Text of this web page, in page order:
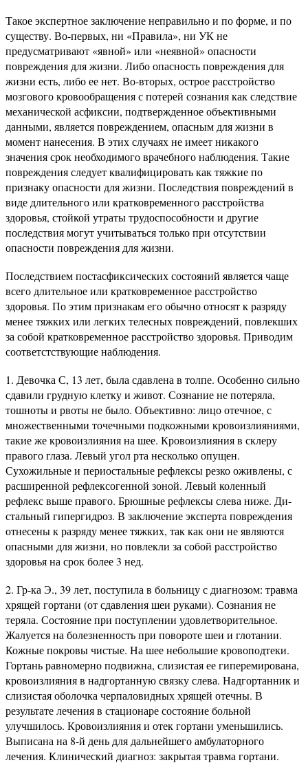
Такое экспертное заключение неправильно и по форме, и по
существу. Во-первых, ни «Правила», ни УК не
предусматривают «явной» или «неявной» опасности
повреждения для жизни. Либо опасность повреждения для
жизни есть, либо ее нет. Во-вторых, острое расстройство
мозгового кровообращения с потерей сознания как следствие
механической асфиксии, подтвержденное объективными
данными, является повреждением, опасным для жизни в
момент нанесения. В этих случаях не имеет никакого
значения срок необходимого врачебного наблюдения. Такие
повреждения следует квалифицировать как тяжкие по
признаку опасности для жизни. Последствия повреждений в
виде длительного или кратковременного расстройства
здоровья, стойкой утраты трудоспособности и другие
последствия могут учитываться только при отсутствии
опасности повреждения для жизни.
Последствием постасфиксических состояний является чаще
всего длительное или кратковременное расстройство
здоровья. По этим признакам его обычно относят к разряду
менее тяжких или легких телесных повреждений, повлекших
за собой кратковременное расстройство здоровья. Приводим
соответстствующие наблюдения.
1. Девочка С, 13 лет, была сдавлена в толпе. Особенно сильно
сдавили грудную клетку и живот. Сознание не потеряла,
тошноты и рвоты не было. Объективно: лицо отечное, с
множественными точечными подкожными кровоизлияниями,
такие же кровоизлияния на шее. Кровоизлияния в склеру
правого глаза. Левый угол рта несколько опущен.
Сухожильные и периостальные рефлексы резко оживлены, с
расширенной рефлексогенной зоной. Левый коленный
рефлекс выше правого. Брюшные рефлексы слева ниже. Ди-
стальный гипергидроз. В заключение эксперта повреждения
отнесены к разряду менее тяжких, так как они не являются
опасными для жизни, но повлекли за собой расстройство
здоровья на срок более 3 нед.
2. Гр-ка Э., 39 лет, поступила в больницу с диагнозом: травма
хрящей гортани (от сдавления шеи руками). Сознания не
теряла. Состояние при поступлении удовлетворительное.
Жалуется на болезненность при повороте шеи и глотании.
Кожные покровы чистые. На шее небольшие кровоподтеки.
Гортань равномерно подвижна, слизистая ее гиперемирована,
кровоизлияния в надгортанную связку слева. Надгортанник и
слизистая оболочка черпаловидных хрящей отечны. В
результате лечения в стационаре состояние больной
улучшилось. Кровоизлияния и отек гортани уменьшились.
Выписана на 8-й день для дальнейшего амбулаторного
лечения. Клинический диагноз: закрытая травма гортани.